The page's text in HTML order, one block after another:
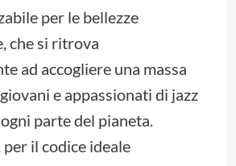
per le bellezze
che si ritrova
ad accogliere una massa
e appassionati di jazz
parte del pianeta.
per il codice ideale